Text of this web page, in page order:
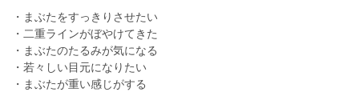
・まぶたをすっきりさせたい
・二重ラインがぼやけてきた
・まぶたのたるみが気になる
・若々しい目元になりたい
・まぶたが重い感じがする